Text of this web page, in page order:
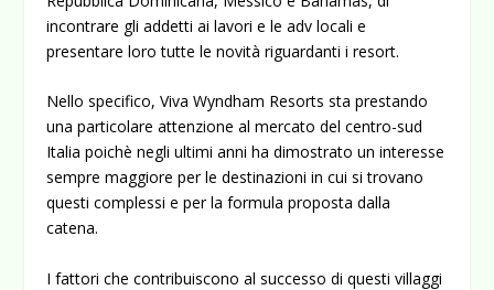
incontrare gli addetti ai lavori e le adv locali e
presentare loro tutte le novità riguardanti i resort.
Nello specifico, Viva Wyndham Resorts sta prestando
una particolare attenzione al mercato del centro-sud
Italia poichè negli ultimi anni ha dimostrato un interesse
sempre maggiore per le destinazioni in cui si trovano
questi complessi e per la formula proposta dalla
catena.
I fattori che contribuiscono al successo di questi villaggi